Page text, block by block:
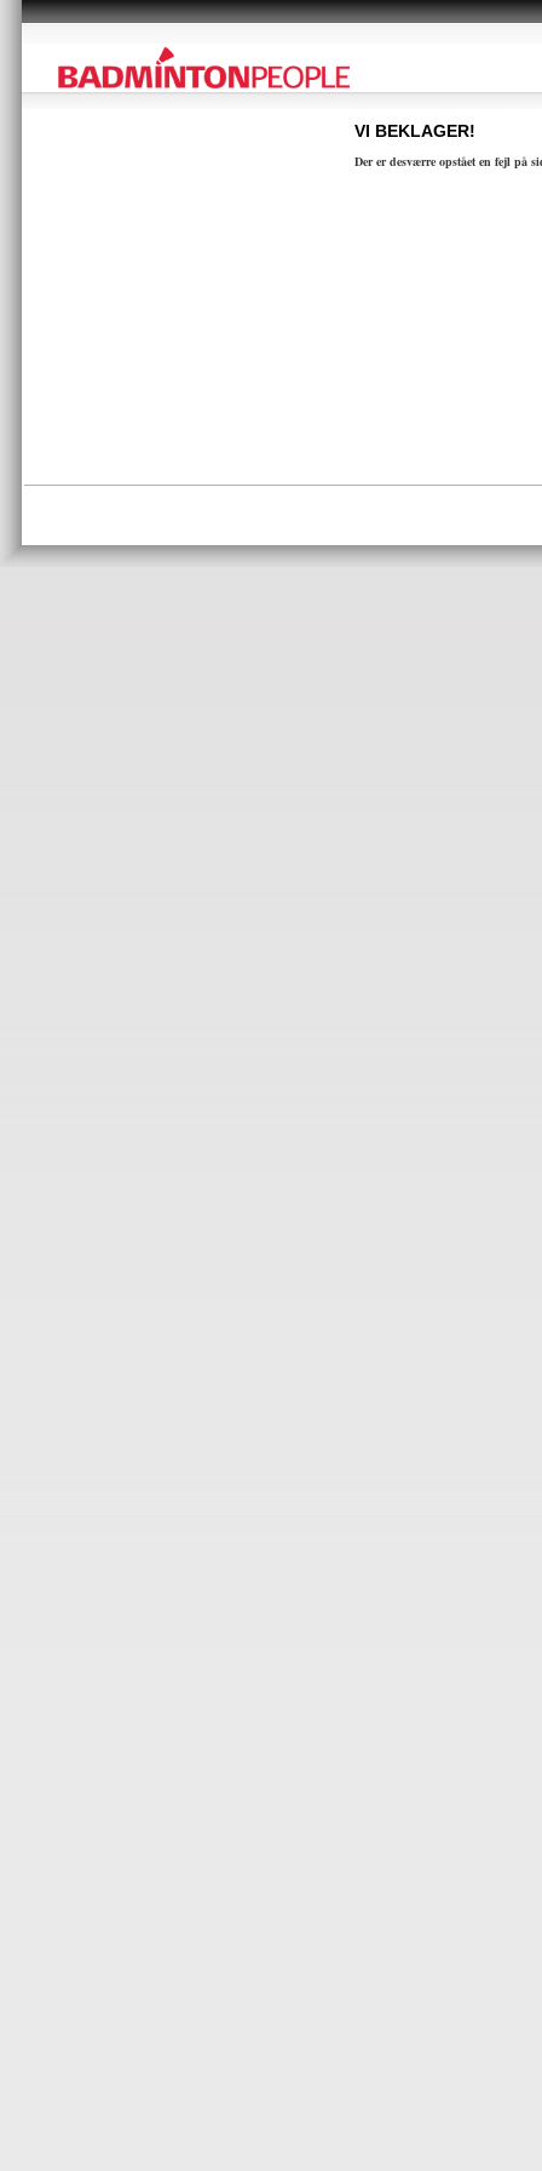
VI BEKLAGER!
Der er desværre opstået en fejl på